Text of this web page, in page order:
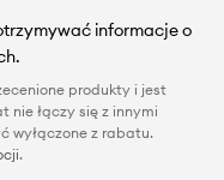
informacje o
produkty i jest
nie łączy się z innymi
wyłączone z rabatu.
.